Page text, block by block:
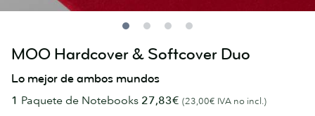
MOO Hardcover & Softcover Duo
Lo mejor de ambos mundos
1 Paquete de Notebooks 27,83€ (23,00€ IVA no incl.)